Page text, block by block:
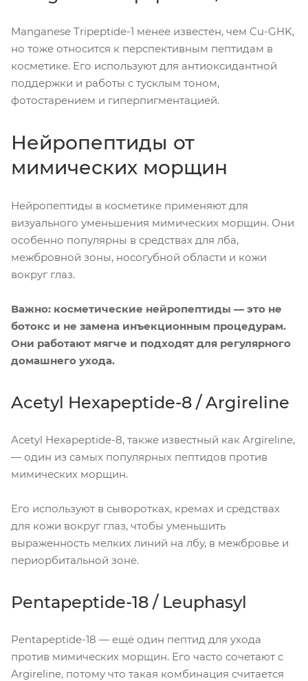
Manganese Tripeptide-1 менее известен, чем Cu-GHK,
но тоже относится к перспективным пептидам в
косметике. Его используют для антиоксидантной
поддержки и работы с тусклым тоном,
фотостарением и гиперпигментацией.
Нейропептиды от
мимических морщин
Нейропептиды в косметике применяют для
визуального уменьшения мимических морщин. Они
особенно популярны в средствах для лба,
межбровной зоны, носогубной области и кожи
вокруг глаз.
Важно: косметические нейропептиды — это не
ботокс и не замена инъекционным процедурам.
Они работают мягче и подходят для регулярного
домашнего ухода.
Acetyl Hexapeptide-8 / Argireline
Acetyl Hexapeptide-8, также известный как Argireline,
— один из самых популярных пептидов против
мимических морщин.
Его используют в сыворотках, кремах и средствах
для кожи вокруг глаз, чтобы уменьшить
выраженность мелких линий на лбу, в межбровье и
периорбитальной зоне.
Pentapeptide-18 / Leuphasyl
Pentapeptide-18 — ещё один пептид для ухода
против мимических морщин. Его часто сочетают с
Argireline, потому что такая комбинация считается